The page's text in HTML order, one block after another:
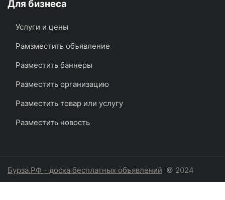
Для бизнеса
Услуги и цены
Рамзместить объявление
Разместить баннеры
Разместить организацию
Разместить товар или услугу
Разместить новость
Бурза.РФ - доска бесплатных объявлений © 2024